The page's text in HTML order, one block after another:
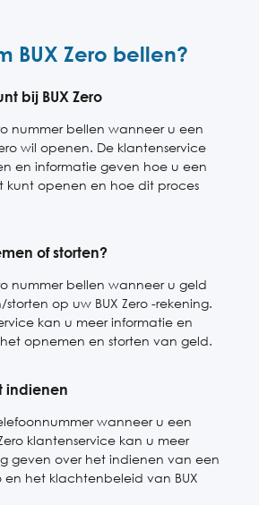
09:00-22:00
Gesloten
BUX Zero bellen?
bij BUX Zero
nummer bellen wanneer u een
wil openen. De klantenservice
en informatie geven hoe u een
kunt openen en hoe dit proces
of storten?
nummer bellen wanneer u geld
op uw BUX Zero -rekening.
kan u meer informatie en
opnemen en storten van geld.
indienen
wanneer u een
klantenservice kan u meer
geven over het indienen van een
en het klachtenbeleid van BUX